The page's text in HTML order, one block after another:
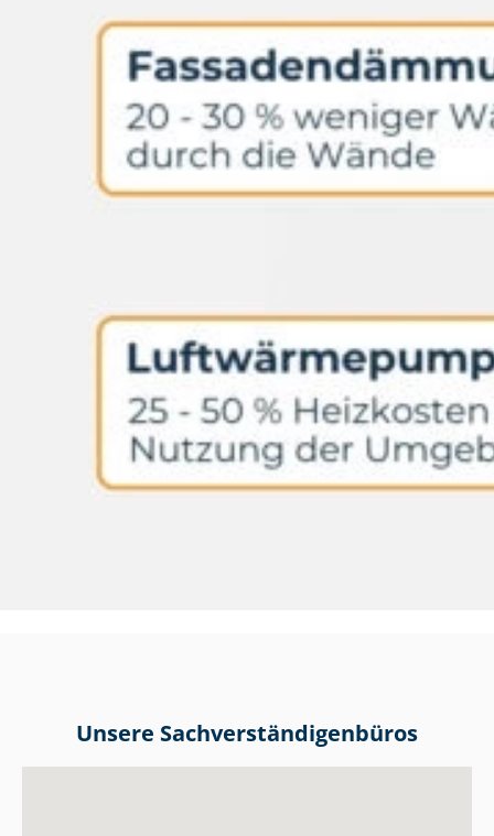
Unsere Sach­ver­stän­di­gen­bü­ros